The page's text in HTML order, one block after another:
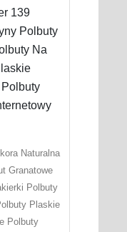
Naturalna
Granatowe
Polbuty
Plaskie
Polbuty